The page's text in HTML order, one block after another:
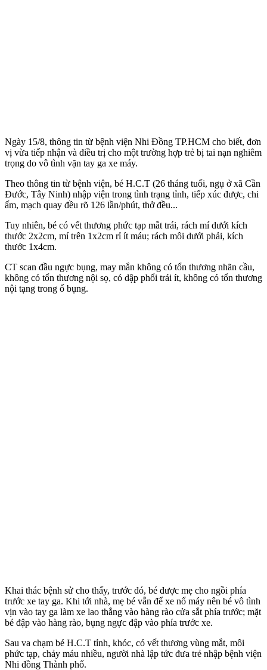
Ngày 15/8, thông tin từ bệnh viện Nhi Đồng TP.HCM cho biết, đơn
vị vừa tiếp nhận và điều trị cho một trường hợp trẻ bị tai nạn nghiêm
trọng do vô tình vặn tay ga xe máy.
Theo thông tin từ bệnh viện, bé H.C.T (26 tháng tuổi, ngụ ở xã Cần
Đước, Tây Ninh) nhập viện trong tình trạng tỉnh, tiếp xúc được, chi
ấm, mạch quay đều rõ 126 lần/phút, thở đều...
Tuy nhiên, bé có vết thương phức tạp mắt trái, rách mí dưới kích
thước 2x2cm, mí trên 1x2cm rỉ ít máu; rách môi dưới phải, kích
thước 1x4cm.
CT scan đầu ngực bụng, may mắn không có tổn thương nhãn cầu,
không có tổn thương nội sọ, có dập phổi trái ít, không có tổn thương
nộ‌i tạn‌g trong ổ bụng.
Khai thác bệnh sử cho thấy, trước đó, bé được mẹ cho ngồi phía
trước xe tay ga. Khi tới nhà, mẹ bé vẫn để xe nổ máy nên bé vô tình
vịn vào tay ga làm xe lao thẳng vào hàng rào cửa sắt phía trước; mặt
bé đập vào hàng rào, bụng ngực đập vào phía trước xe.
Sau va chạm bé H.C.T tỉnh, khóc, có vết thương vùng mắt, môi
phức tạp, chảy máu nhiều, người nhà lập tức đưa trẻ nhập bệnh viện
Nhi đồng Thành phố.